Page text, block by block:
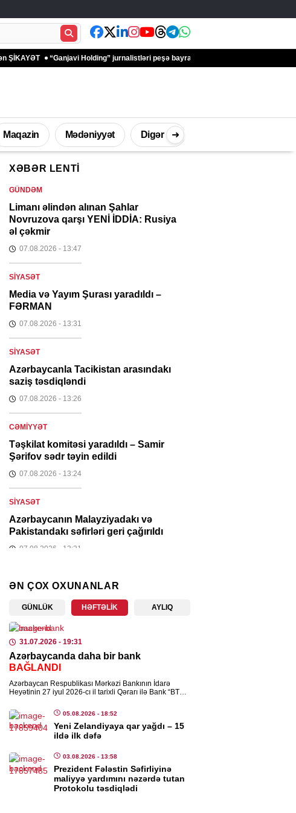
“Ganjavi Holding” jurnalistləri peşə bayramı münasibətilə təbrik edib – FOTOLAR
Maqazin Mədəniyyət Digər ➜
XƏBƏR LENTI
GÜNDƏM
Limanı əlindən alınan Şahlar
Novruzova qarşı YENİ İDDİA: Rusiya
əl çəkmir
07.08.2026 - 13:47
SIYASƏT
Media və Yayım Şurası yaradıldı –
FƏRMAN
07.08.2026 - 13:31
SIYASƏT
Azərbaycanla Tacikistan arasındakı
saziş təsdiqləndi
07.08.2026 - 13:26
CƏMIYYƏT
Təşkilat komitəsi yaradıldı – Samir
Şərifov sədr təyin edildi
07.08.2026 - 13:24
SIYASƏT
Azərbaycanın Malayziyadakı və
Pakistandakı səfirləri geri çağırıldı
07.08.2026 - 13:21
Nemət Nağdəliyev səfir təyin edildi
07.08.2026 - 13:19
MEDIA
Jurnalist vəsiqəsinə görə 20 manatlıq
ödəniş ləğv edildi
07.08.2026- 13:16
HADISƏ
Zərdabda qəsdən yanğın törədən
07.08.2026
ƏN ÇOX OXUNANLAR
GÜNLÜK HƏFTƏLIK AYLIQ
31.07.2026 - 19:31
Azərbaycanda daha bir bank
BAĞLANDI
Azərbaycan Respublikası Mərkəzi Bankının İdarə
Heyətinin 27 iyul 2026-cı il tarixli Qərarı ilə Bank “BTB”
05.08.2026 - 18:52
Yeni Zelandiyaya qar yağdı – 15
ildə ilk dəfə
03.08.2026 - 13:58
Prezident Fələstin Səfirliyinə
maliyyə yardımını nəzərdə tutan
Protokolu təsdiqlədi